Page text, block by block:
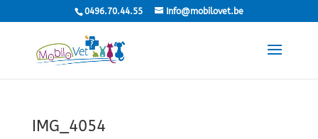
0496.70.44.55 Info@mobilovet.be
IMG_4054